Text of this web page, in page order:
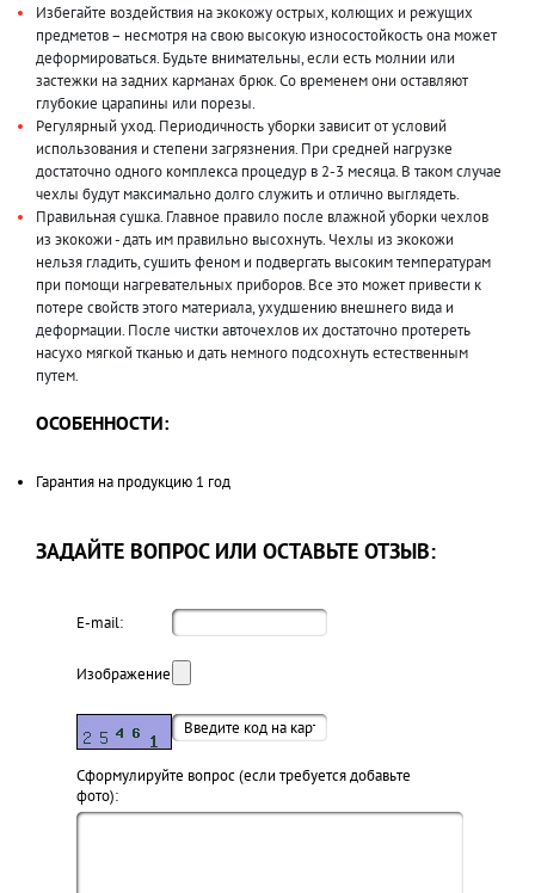
Избегайте воздействия на экокожу острых, колющих и режущих
предметов – несмотря на свою высокую износостойкость она может
деформироваться. Будьте внимательны, если есть молнии или
застежки на задних карманах брюк. Со временем они оставляют
глубокие царапины или порезы.
Регулярный уход. Периодичность уборки зависит от условий
использования и степени загрязнения. При средней нагрузке
достаточно одного комплекса процедур в 2-3 месяца. В таком случае
чехлы будут максимально долго служить и отлично выглядеть.
Правильная сушка. Главное правило после влажной уборки чехлов
из экокожи - дать им правильно высохнуть. Чехлы из экокожи
нельзя гладить, сушить феном и подвергать высоким температурам
при помощи нагревательных приборов. Все это может привести к
потере свойств этого материала, ухудшению внешнего вида и
деформации. После чистки авточехлов их достаточно протереть
насухо мягкой тканью и дать немного подсохнуть естественным
путем.
ОСОБЕННОСТИ:
Гарантия на продукцию 1 год
ЗАДАЙТЕ ВОПРОС ИЛИ ОСТАВЬТЕ ОТЗЫВ:
E-mail:
Изображение:
Cформулируйте вопрос (если требуется добавьте
фото):